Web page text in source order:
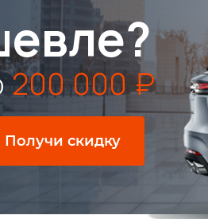
200 000 ₽
Получи скидку